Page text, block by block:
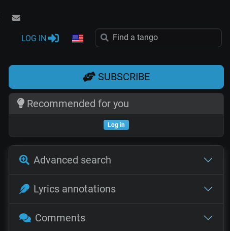
LOG IN
SUBSCRIBE
Recommended for you
Log in
Advanced search
Lyrics annotations
Comments